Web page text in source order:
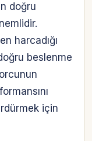
doğru
harcadığı
beslenme
için